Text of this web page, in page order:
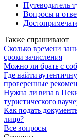
Путеводитель
Вопросы и
Также спрашивают
Сколько времени
сроки зачисления
Можно ли брать с
Где найти
проверенные
Нужна ли виза в
туристического
Как подать
лицо?
Все вопросы